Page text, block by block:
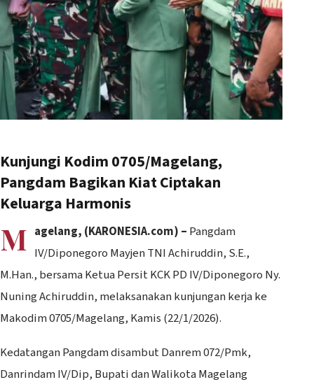
Kunjungi Kodim 0705/Magelang,
Pangdam Bagikan Kiat Ciptakan
Keluarga Harmonis
M agelang, (KARONESIA.com) – Pangdam
IV/Diponegoro Mayjen TNI Achiruddin, S.E.,
M.Han., bersama Ketua Persit KCK PD IV/Diponegoro Ny.
Nuning Achiruddin, melaksanakan kunjungan kerja ke
Makodim 0705/Magelang, Kamis (22/1/2026).
Kedatangan Pangdam disambut Danrem 072/Pmk,
Danrindam IV/Dip, Bupati dan Walikota Magelang